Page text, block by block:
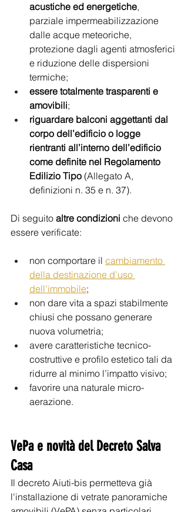
acustiche ed energetiche,
parziale impermeabilizzazione
dalle acque meteoriche,
protezione dagli agenti atmosferici
e riduzione delle dispersioni
termiche;
essere totalmente trasparenti e
amovibili;
riguardare balconi aggettanti dal
corpo dell’edificio o logge
rientranti all’interno dell’edificio
come definite nel Regolamento
Edilizio Tipo (Allegato A,
definizioni n. 35 e n. 37).
Di seguito altre condizioni che devono
essere verificate:
non comportare il cambiamento
della destinazione d’uso
dell’immobile;
non dare vita a spazi stabilmente
chiusi che possano generare
nuova volumetria;
avere caratteristiche tecnico-
costruttive e profilo estetico tali da
ridurre al minimo l’impatto visivo;
favorire una naturale micro-
aerazione.
VePa e novità del Decreto Salva
Casa
Il decreto Aiuti-bis permetteva già
l'installazione di vetrate panoramiche